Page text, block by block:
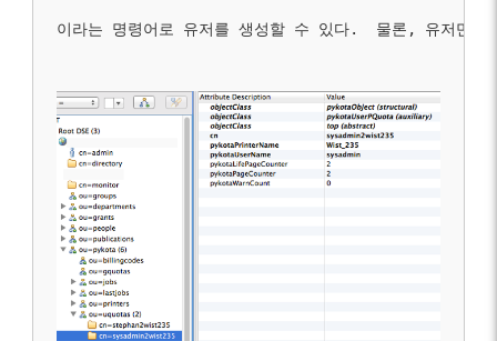
이라는 명령어로 유저를 생성할 수 있다.  물론, 유저만